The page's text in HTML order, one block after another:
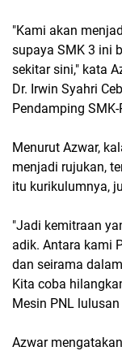
"Kami akan
supaya SMK 3 ini
sekitar sini," kata
Dr. Irwin Syahri
Pendamping SMK-
Menurut Azwar,
menjadi rujukan,
itu kurikulumnya,
"Jadi kemitraan
adik. Antara kami
dan seirama
Kita coba
Mesin PNL
Azwar